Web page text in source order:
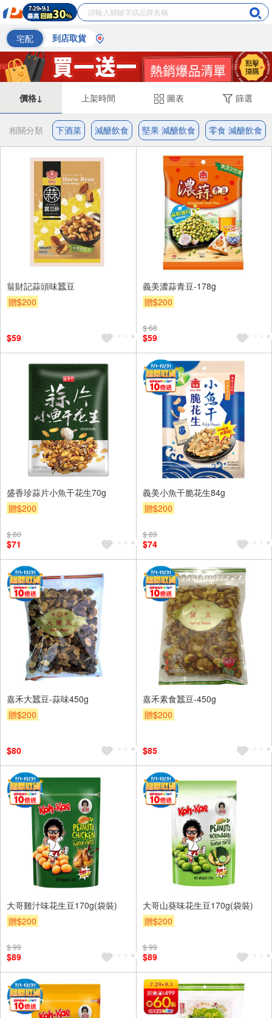
宅配 到店取貨
價格↓ 上架時間 圖表 篩選
相關分類 下酒菜 減醣飲食 堅果 減醣飲食 零食 減醣飲食
翁財記蒜頭味蠶豆
贈$200
$59
義美濃蒜青豆-178g
贈$200
$ 68
$59
盛香珍蒜片小魚干花生70g
贈$200
$ 80
$71
義美小魚干脆花生84g
贈$200
$ 89
$74
嘉禾大蠶豆-蒜味450g
贈$200
$80
嘉禾素食蠶豆-450g
贈$200
$85
大哥雞汁味花生豆170g(袋裝)
贈$200
$ 99
$89
大哥山葵味花生豆170g(袋裝)
贈$200
$ 99
$89